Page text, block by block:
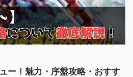
ー！魅力・序盤攻略・おすす